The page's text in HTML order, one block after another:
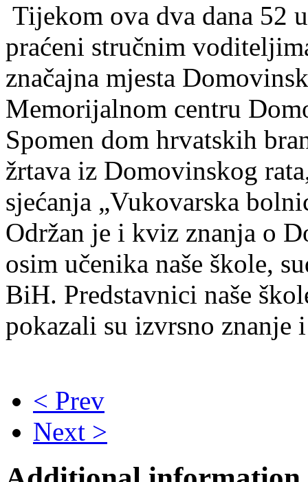
Tijekom ova dva dana 52
praćeni stručnim
značajna mjesta
Memorijalnom centru
Spomen dom hrvatskih
žrtava iz Domovinskog
sjećanja „Vukovarska
Održan je i kviz znanja o
osim učenika naše škole,
BiH. Predstavnici naše
pokazali su izvrsno znanje
< Prev
Next >